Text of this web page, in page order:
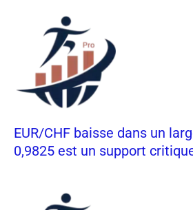
EUR/CHF baisse dans un
0,9825 est un support